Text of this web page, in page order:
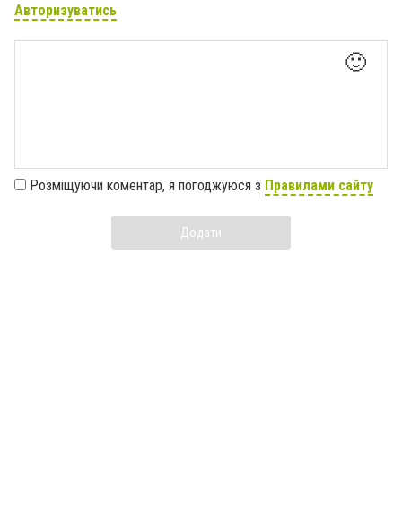
Авторизуватись
🙂
Розміщуючи коментар, я погоджуюся з Правилами сайту
Додати